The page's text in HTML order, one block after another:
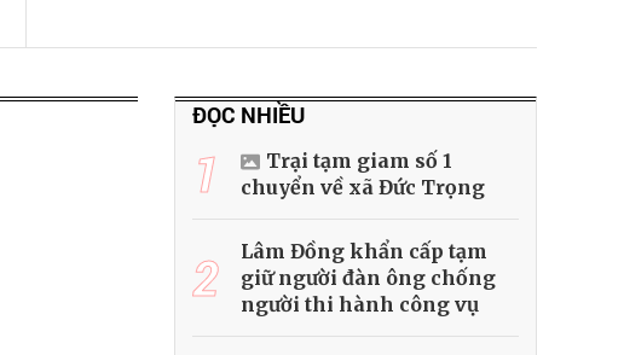
ĐỌC NHIỀU
1
Trại tạm giam số 1
chuyển về xã Đức Trọng
2
Lâm Đồng khẩn cấp tạm
giữ người đàn ông chống
người thi hành công vụ